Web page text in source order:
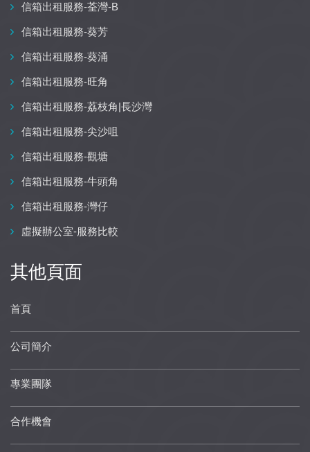
信箱出租服務-荃灣-B
信箱出租服務-葵芳
信箱出租服務-葵涌
信箱出租服務-旺角
信箱出租服務-荔枝角|長沙灣
信箱出租服務-尖沙咀
信箱出租服務-觀塘
信箱出租服務-牛頭角
信箱出租服務-灣仔
虛擬辦公室-服務比較
其他頁面
首頁
公司簡介
專業團隊
合作機會